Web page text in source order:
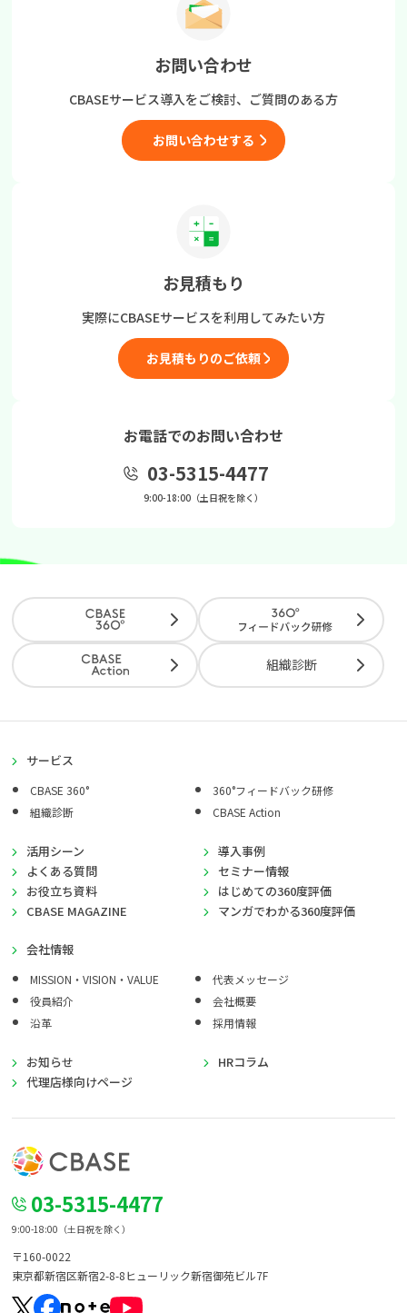
お問い合わせ
CBASEサービス導入をご検討、 ご質問のある方
お問い合わせする
お見積もり
実際にCBASEサービスを利用してみたい方
お見積もりのご依頼
お電話でのお問い合わせ
03-5315-4477
9:00-18:00（土日祝を除く）
組織診断
サービス
CBASE 360°
360°フィードバック研修
組織診断
CBASE Action
活用シーン
導入事例
よくある質問
セミナー情報
お役立ち資料
はじめての360度評価
CBASE MAGAZINE
マンガでわかる360度評価
会社情報
MISSION・VISION・VALUE
代表メッセージ
役員紹介
会社概要
沿革
採用情報
お知らせ
HRコラム
代理店様向けページ
03-5315-4477
9:00-18:00（土日祝を除く）
〒160-0022
東京都新宿区新宿2-8-8ヒューリック新宿御苑ビル7F